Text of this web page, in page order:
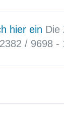
hier ein Die
/ 9698 -